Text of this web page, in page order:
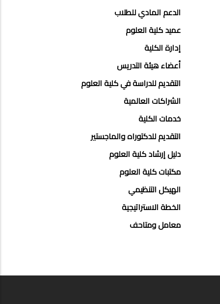
ENGINEERINGالدعم المادي للطلاب
عميد كلية العلوم
إدارة الكلية
أعضاء هيئة التدريس
التقديم للدراسة في كلية العلوم
الشراكات العالمية
خدمات الكلية
التقديم للدكتوراه والماجستير
دليل إرشاد كلية العلوم
مكتبات كلية العلوم
الهيكل التنظيمي
الخطة الاستراتيجية
معامل ومتاحف